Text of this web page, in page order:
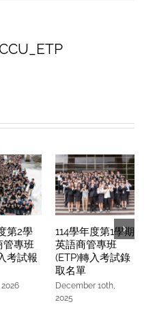
第2學
管專班
考試報
114學年度第1學期
英語商管專班
(ETP)轉入考試錄
取名單
December 10th,
2025